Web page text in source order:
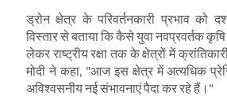
ड्रोन क्षेत्र के परिवर्तनकारी प्रभाव को
विस्तार से बताया कि कैसे युवा नवप्रवर्तक
लेकर राष्ट्रीय रक्षा तक के क्षेत्रों में
मोदी ने कहा, "आज इस क्षेत्र में अत्यधिक
अविश्वसनीय नई संभावनाएं पैदा कर रहे हैं।"